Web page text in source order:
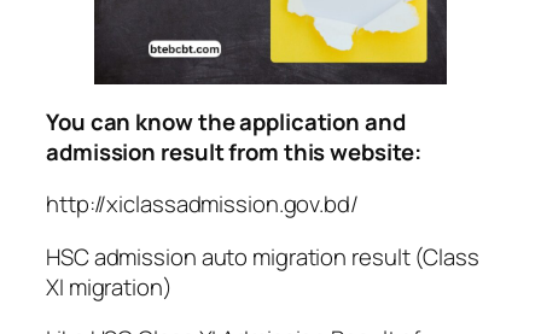
You can know the application and
admission result from this website:
http://xiclassadmission.gov.bd/
HSC admission auto migration result (Class
XI migration)